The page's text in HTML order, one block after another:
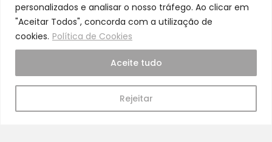
personalizados e analisar o nosso tráfego. Ao clicar em
"Aceitar Todos", concorda com a utilização de
cookies. Política de Cookies
Rejeitar
Aceite tudo
Cuidado
A nossa equipa é especializada em cuidados